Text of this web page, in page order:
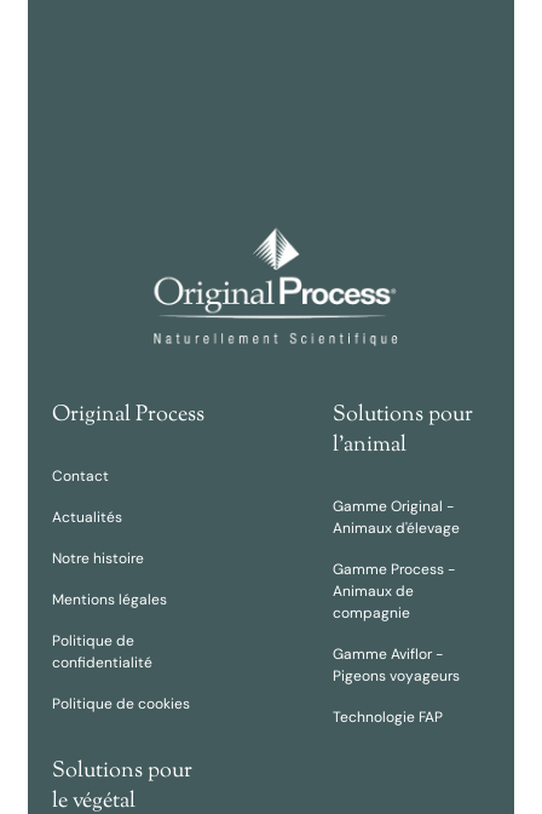
Original Process
Contact
Actualités
Notre histoire
Mentions légales
Politique de
confidentialité
Politique de cookies
Solutions pour
l'animal
Gamme Original -
Animaux d'élevage
Gamme Process -
Animaux de
compagnie
Gamme Aviflor -
Pigeons voyageurs
Technologie FAP
Solutions pour
le végétal